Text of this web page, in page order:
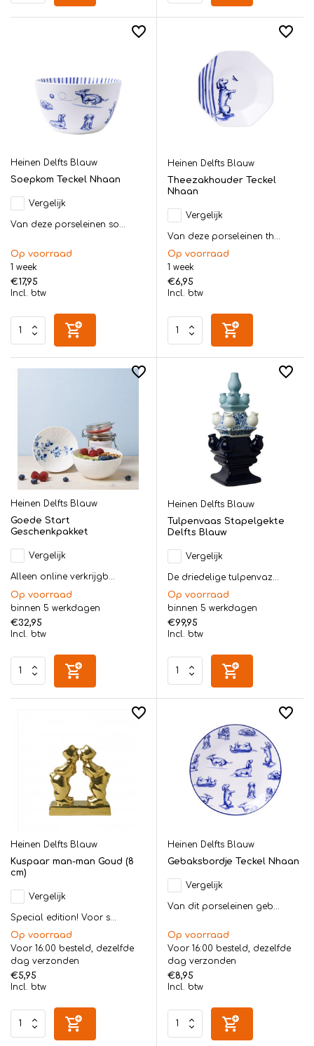
Heinen Delfts Blauw
Soepkom Teckel Nhaan
Vergelijk
Van deze porseleinen so...
Op voorraad
1 week
€17,95
Incl. btw
Heinen Delfts Blauw
Theezakhouder Teckel
Nhaan
Vergelijk
Van deze porseleinen th...
Op voorraad
1 week
€6,95
Incl. btw
Heinen Delfts Blauw
Goede Start
Geschenkpakket
Vergelijk
Alleen online verkrijgb...
Op voorraad
binnen 5 werkdagen
€32,95
Incl. btw
Heinen Delfts Blauw
Tulpenvaas Stapelgekte
Delfts Blauw
Vergelijk
De driedelige tulpenvaz...
Op voorraad
binnen 5 werkdagen
€99,95
Incl. btw
Heinen Delfts Blauw
Kuspaar man-man Goud (8
cm)
Vergelijk
Special edition! Voor s...
Op voorraad
Voor 16:00 besteld, dezelfde
dag verzonden
€5,95
Incl. btw
Heinen Delfts Blauw
Gebaksbordje Teckel Nhaan
Vergelijk
Van dit porseleinen geb...
Op voorraad
Voor 16:00 besteld, dezelfde
dag verzonden
€8,95
Incl. btw